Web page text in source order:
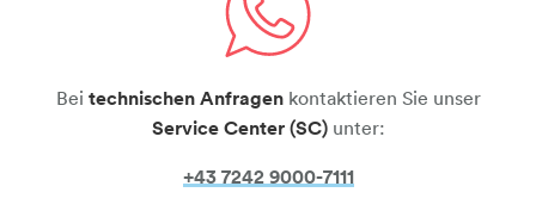
sprechblase-telefonhoerer
Bei technischen Anfragenkontaktieren Sie unser
Service Center (SC) unter:
+43 7242 9000-7111​​​​​​​